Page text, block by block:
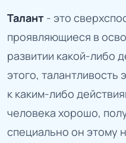
Талант - это
проявляющиеся в
развитии какой-либо
этого, талантливость
к каким-либо
человека хорошо,
специально он этому